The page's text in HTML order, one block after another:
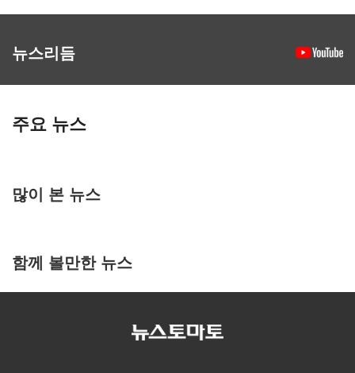
뉴스리듬
주요 뉴스
많이 본 뉴스
함께 볼만한 뉴스